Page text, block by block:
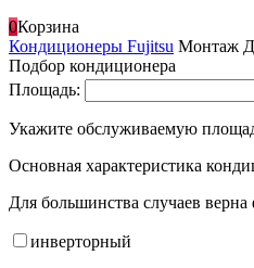
0Корзина
Кондиционеры Fujitsu Монтаж
Подбор кондиционера
Площадь:
Укажите обслуживаемую
Основная характеристика
Для большинства случаев
инверторный